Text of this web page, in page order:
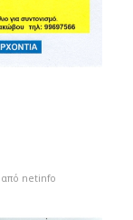
από netinfo